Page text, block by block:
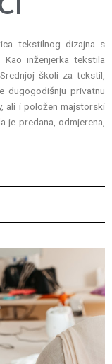
tekstilnog dizajna s
inženjerka tekstila
školi za tekstil,
dugogodišnju privatnu
ali i položen majstorski
je predana, odmjerena,